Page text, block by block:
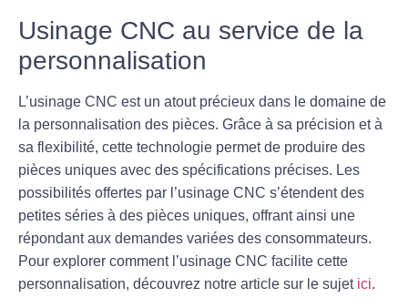
Usinage CNC au service de la
personnalisation
L’usinage CNC est un atout précieux dans le domaine de
la personnalisation des pièces. Grâce à sa précision et à
sa flexibilité, cette technologie permet de produire des
pièces uniques avec des spécifications précises. Les
possibilités offertes par l’usinage CNC s’étendent des
petites séries à des pièces uniques, offrant ainsi une
répondant aux demandes variées des consommateurs.
Pour explorer comment l’usinage CNC facilite cette
personnalisation, découvrez notre article sur le sujet ici.